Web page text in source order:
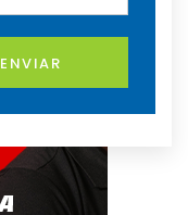
ENVIAR